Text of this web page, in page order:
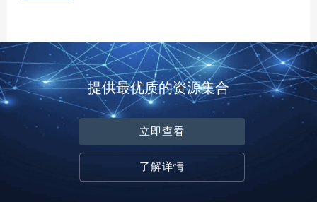
提供最优质的资源集合
立即查看
了解详情